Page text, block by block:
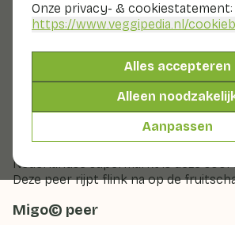
Onze privacy- & cookiestatement:
https://www.veggipedia.nl/
Alles accepteren
Alleen
Aanpassen
De ene houdt van harde peren, de
Voor een zachte peer kun je de peer
laten narijpen. Maar wist je dat er
bestaan die altijd lekker knapperig
hieronder welke peer het beste bij
Nederlandse supermarkt is deze
Deze peer rijpt flink na op de
Migo© peer